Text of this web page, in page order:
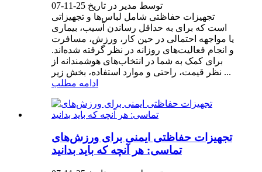
توسط مدیر در تاریخ 25-11-07
تجهیزات حفاظتی شامل لباس‌ها و تجهیزاتی
است که برای به حداقل رساندن آسیب، بیماری
یا مواجهه احتمالی در حین کار، ورزش، مسافرت
و انجام فعالیت‌های روزانه در نظر گرفته شده‌اند.
برای کمک به شما در انتخاب‌های هوشمندانه از
نظر قیمت، راحتی و موارد استفاده، بخش زیر ...
ادامه مطلب
تجهیزات حفاظتی ایمنی برای ورزش‌های
تماسی: هر آنچه که باید بدانید